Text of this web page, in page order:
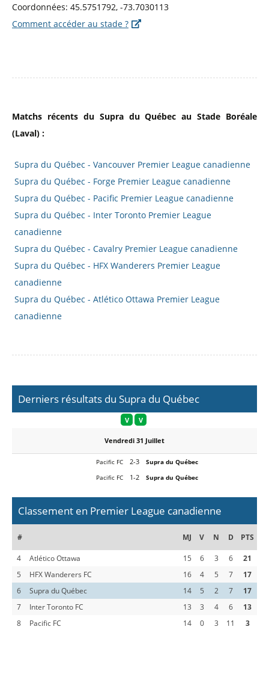
Coordonnées: 45.5751792, -73.7030113
Comment accéder au stade ?
Matchs récents du Supra du Québec au Stade Boréale
(Laval) :
Supra du Québec - Vancouver Premier League canadienne
Supra du Québec - Forge Premier League canadienne
Supra du Québec - Pacific Premier League canadienne
Supra du Québec - Inter Toronto Premier League
canadienne
Supra du Québec - Cavalry Premier League canadienne
Supra du Québec - HFX Wanderers Premier League
canadienne
Supra du Québec - Atlético Ottawa Premier League
canadienne
Derniers résultats du Supra du Québec
V V
Vendredi 31 Juillet
Pacific FC 2-3
Supra du Québec
Pacific FC
1-2 Supra du Québec
Classement en Premier League canadienne
# MJ V N D PTS
4 Atlético Ottawa 15 6 3 6
21
5
HFX Wanderers FC 16 4 5 7
17
6
Supra du Québec 14 5 2 7
17
7
Inter Toronto FC 13 3 4 6
13
8
Pacific FC 14 0 3 11 3